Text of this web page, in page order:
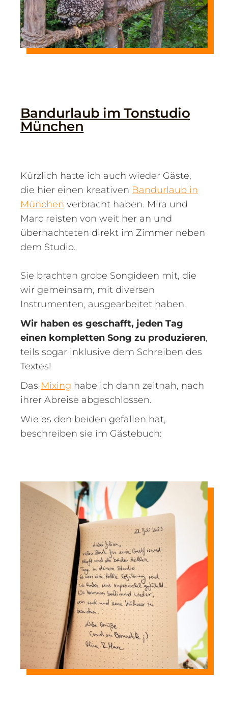
Bandurlaub im Tonstudio
München
Kürzlich hatte ich auch wieder Gäste,
die hier einen kreativen Bandurlaub in
München verbracht haben. Mira und
Marc reisten von weit her an und
übernachteten direkt im Zimmer neben
dem Studio.
Sie brachten grobe Songideen mit, die
wir gemeinsam, mit diversen
Instrumenten, ausgearbeitet haben.
Wir haben es geschafft, jeden Tag
einen kompletten Song zu produzieren,
teils sogar inklusive dem Schreiben des
Textes!
Das Mixing habe ich dann zeitnah, nach
ihrer Abreise abgeschlossen.
Wie es den beiden gefallen hat,
beschreiben sie im Gästebuch: